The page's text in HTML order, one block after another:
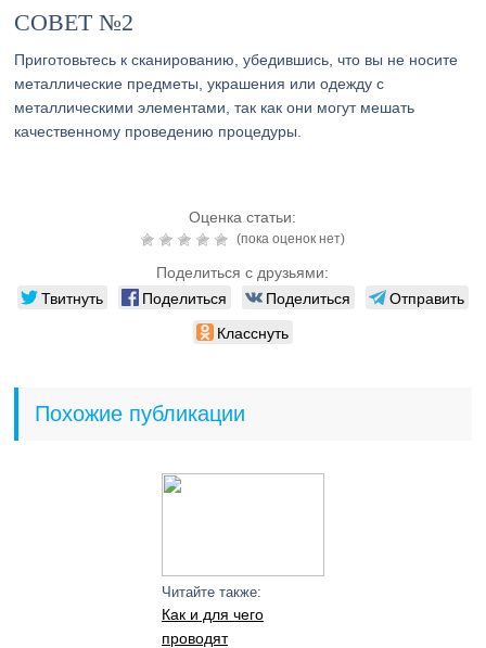
СОВЕТ №2
Приготовьтесь к сканированию, убедившись, что вы не носите
металлические предметы, украшения или одежду с
металлическими элементами, так как они могут мешать
качественному проведению процедуры.
Оценка статьи:
(пока оценок нет)
Поделиться с друзьями:
Твитнуть Поделиться Поделиться
Отправить
Класснуть
Похожие публикации
Читайте также:
Как и для чего
проводят